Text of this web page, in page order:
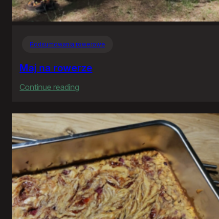
Podsumowania rowerowe
Maj na rowerze
Continue reading
na
rowerze